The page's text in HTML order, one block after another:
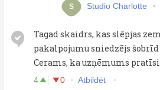
S Studio Charlotte
Tagad skaidrs, kas slēpjas
pakalpojumu sniedzējs
Cerams, ka uzņēmums
4 0 Atbildēt